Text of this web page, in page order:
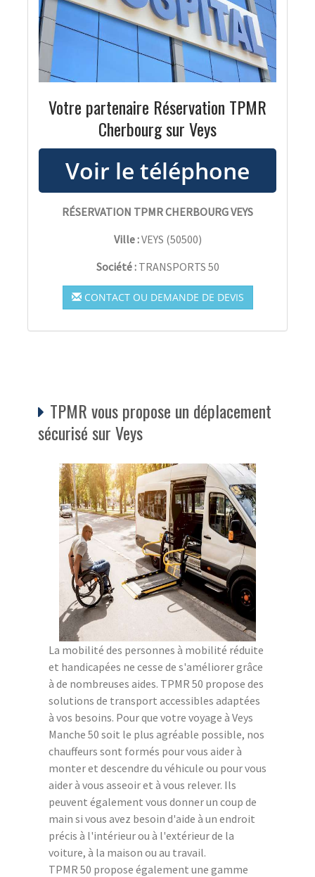
Votre partenaire Réservation TPMR
Cherbourg sur Veys
RÉSERVATION TPMR CHERBOURG VEYS
Ville :VEYS (50500)
Société : TRANSPORTS 50
CONTACT OU DEMANDE DE DEVIS
TPMR vous propose un déplacement
sécurisé sur Veys
La mobilité des personnes à mobilité réduite
et handicapées ne cesse de s'améliorer grâce
à de nombreuses aides. TPMR 50 propose des
solutions de transport accessibles adaptées
à vos besoins. Pour que votre voyage à Veys
Manche 50 soit le plus agréable possible, nos
chauffeurs sont formés pour vous aider à
monter et descendre du véhicule ou pour vous
aider à vous asseoir et à vous relever. Ils
peuvent également vous donner un coup de
main si vous avez besoin d'aide à un endroit
précis à l'intérieur ou à l'extérieur de la
voiture, à la maison ou au travail.
TPMR 50 propose également une gamme